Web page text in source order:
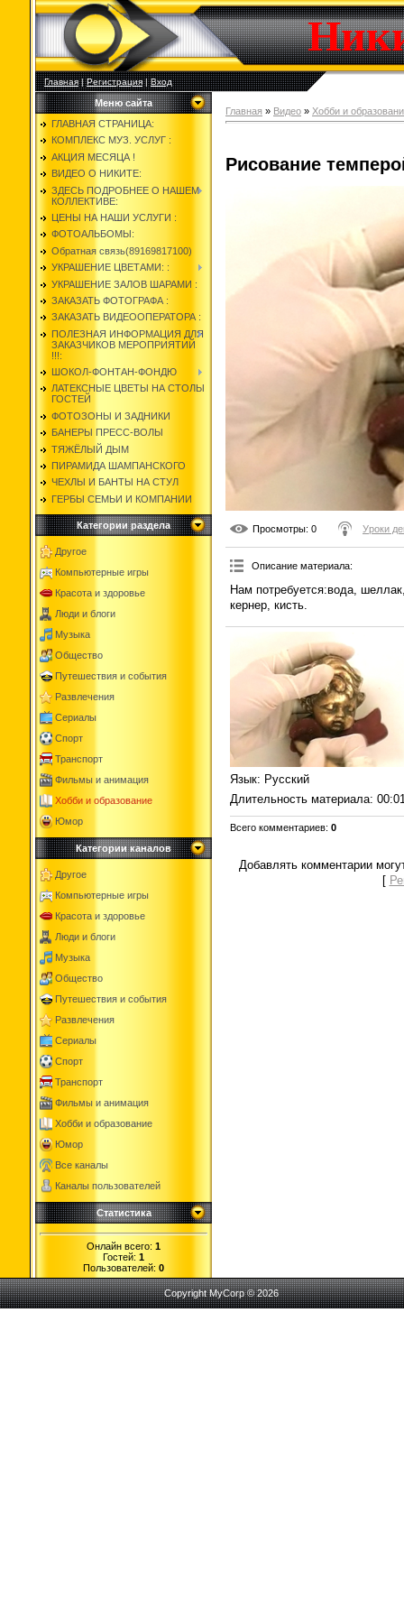
Главная|Регистрация|Вход
Меню сайта
ГЛАВНАЯ СТРАНИЦА:
КОМПЛЕКС МУЗ. УСЛУГ :
АКЦИЯ МЕСЯЦА !
ВИДЕО О НИКИТЕ:
ЗДЕСЬ ПОДРОБНЕЕ О НАШЕМ
КОЛЛЕКТИВЕ:
ЦЕНЫ НА НАШИ УСЛУГИ :
ФОТОАЛЬБОМЫ:
Обратная связь(89169817100)
УКРАШЕНИЕ ЦВЕТАМИ: :
УКРАШЕНИЕ ЗАЛОВ ШАРАМИ :
ЗАКАЗАТЬ ФОТОГРАФА :
ЗАКАЗАТЬ ВИДЕООПЕРАТОРА :
ПОЛЕЗНАЯ ИНФОРМАЦИЯ ДЛЯ
ЗАКАЗЧИКОВ МЕРОПРИЯТИЙ
!!!:
ШОКОЛ-ФОНТАН-ФОНДЮ
ЛАТЕКСНЫЕ ЦВЕТЫ НА СТОЛЫ
ГОСТЕЙ
ФОТОЗОНЫ И ЗАДНИКИ
БАНЕРЫ ПРЕСС-ВОЛЫ
ТЯЖЁЛЫЙ ДЫМ
ПИРАМИДА ШАМПАНСКОГО
ЧЕХЛЫ И БАНТЫ НА СТУЛ
ГЕРБЫ СЕМЬИ И КОМПАНИИ
Категории раздела
Другое
Компьютерные игры
Красота и здоровье
Люди и блоги
Музыка
Общество
Путешествия и события
Развлечения
Сериалы
Спорт
Транспорт
Фильмы и анимация
Хобби и образование
Юмор
Категории каналов
Другое
Компьютерные игры
Красота и здоровье
Люди и блоги
Музыка
Общество
Путешествия и события
Развлечения
Сериалы
Спорт
Транспорт
Фильмы и анимация
Хобби и образование
Юмор
Все каналы
Каналы пользователей
Статистика
Онлайн всего: 1
Гостей: 1
Пользователей: 0
Главная » Видео » Хобби и
Рисование
Просмотры: 0 Уроки
Описание материала:
Нам потребуется:вода,
кернер, кисть.
Язык: Русский
Длительность материала:
Всего комментариев: 0
Добавлять комментарии
[
Copyright MyCorp © 2026